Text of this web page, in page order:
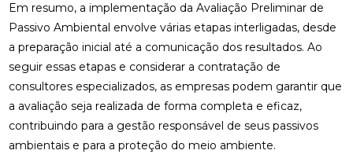
Em resumo, a implementação da Avaliação Preliminar de
Passivo Ambiental envolve várias etapas interligadas, desde
a preparação inicial até a comunicação dos resultados. Ao
seguir essas etapas e considerar a contratação de
consultores especializados, as empresas podem garantir que
a avaliação seja realizada de forma completa e eficaz,
contribuindo para a gestão responsável de seus passivos
ambientais e para a proteção do meio ambiente.